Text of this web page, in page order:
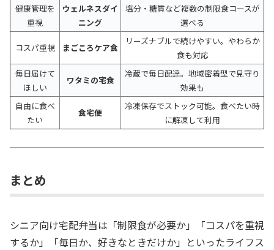
健康管理を
重視
ウェルネスダイ
ニング
塩分・糖質など複数の制限食コースが
選べる
コスパ重視 まごころケア食
リーズナブルで続けやすい。やわらか
食も対応
毎日届けて
ほしい
ワタミの宅食
冷蔵で毎日配達。地域密着型で見守り
効果も
自由に食べ
たい
食宅便
冷凍保存でストック可能。食べたい時
に解凍して利用
まとめ
シニア向け宅配弁当は「制限食が必要か」「コスパを重視
するか」「毎日か、好きなときだけか」といったライフス